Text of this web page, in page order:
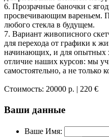
6. Прозрачные баночки с
просвечивающим вареньем.
любого стекла в будущем.
7. Вариант живописного
для перехода от графики к
начинающих, и для опытных
отличие наших курсов: мы
самостоятельно, а не только
Стоимость: 20000 р. | 220 €
Ваши данные
Ваше Имя: